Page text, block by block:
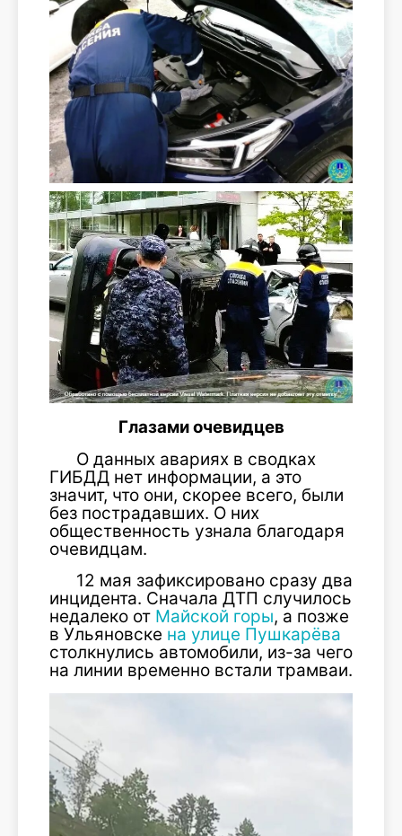
Глазами очевидцев
О данных авариях в сводках
ГИБДД нет информации, а это
значит, что они, скорее всего, были
без пострадавших. О них
общественность узнала благодаря
очевидцам.
12 мая зафиксировано сразу два
инцидента. Сначала ДТП случилось
недалеко от Майской горы, а позже
в Ульяновске на улице Пушкарёва
столкнулись автомобили, из-за чего
на линии временно встали трамваи.